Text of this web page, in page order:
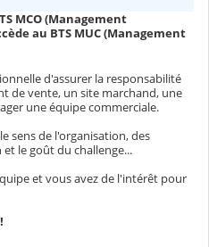
MCO (Management
au BTS MUC (Management
d'assurer la responsabilité
de vente, un site marchand, une
une équipe commerciale.
sens de l'organisation, des
le goût du challenge...
et vous avez de l'intérêt pour